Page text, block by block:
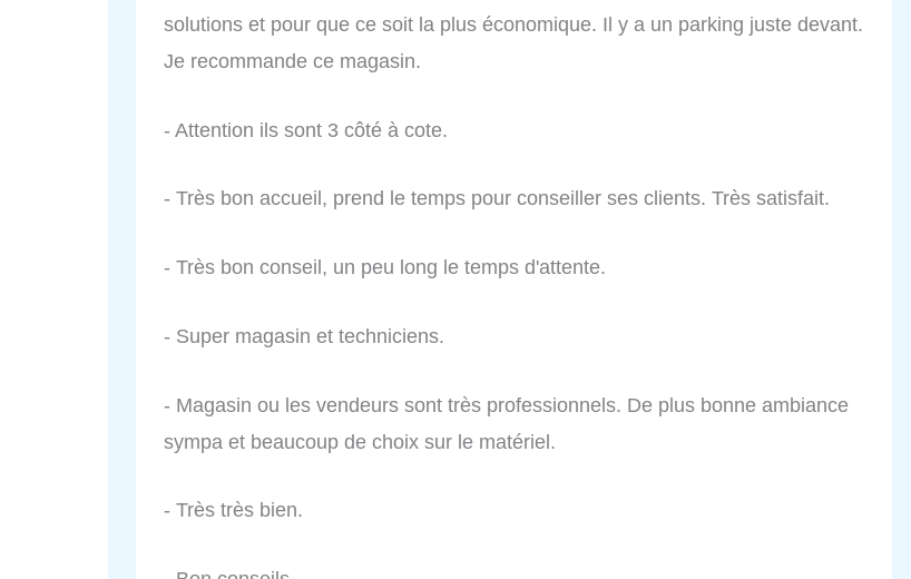
solutions et pour que ce soit la plus économique. Il y a un parking juste devant.
Je recommande ce magasin.
- Attention ils sont 3 côté à cote.
- Très bon accueil, prend le temps pour conseiller ses clients. Très satisfait.
- Très bon conseil, un peu long le temps d'attente.
- Super magasin et techniciens.
- Magasin ou les vendeurs sont très professionnels. De plus bonne ambiance
sympa et beaucoup de choix sur le matériel.
- Très très bien.